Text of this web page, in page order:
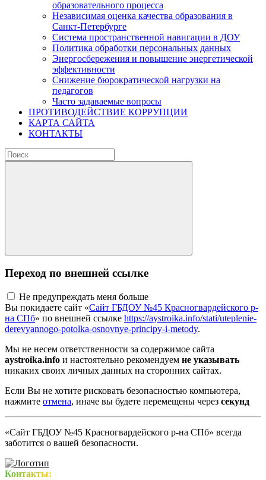
образовательного процесса
Независимая оценка качества образования в
Санкт-Петербурге
Система пространственной навигации в ДОУ
Политика обработки персональных данных
Энергосбережения и повышение энергетической
эффективности
Снижение бюрократической нагрузки на
педагогов
Часто задаваемые вопросы
ПРОТИВОДЕЙСТВИЕ КОРРУПЦИИ
КАРТА САЙТА
КОНТАКТЫ
Переход по внешней ссылке
Не предупреждать меня больше
Вы покидаете сайт «Сайт ГБДОУ №45 Красногвардейского р-
на СПб» по внешней ссылке https://aystroika.info/stati/uteplenie-
derevyannogo-potolka-osnovnye-principy-i-metody.
Мы не несем ответственности за содержимое сайта
aystroika.info и настоятельно рекомендуем не указывать
никаких своих личных данных на сторонних сайтах.
Если Вы не хотите рисковать безопасностью компьютера,
нажмите отмена, иначе вы будете перемещены через секунд
«Сайт ГБДОУ №45 Красногвардейского р-на СПб» всегда
заботится о вашей безопасности.
Контакты: